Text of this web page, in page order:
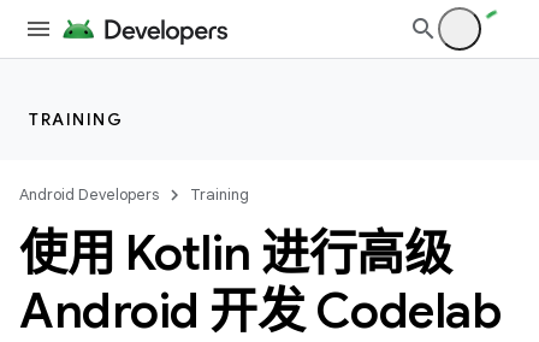
TRAINING
Android Developers Training
使用 Kotlin 进行高级
Android 开发 Codelab